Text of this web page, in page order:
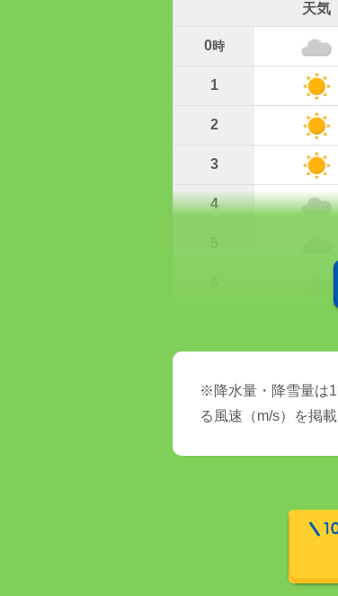
天気
0時
1
2
3
4
※降水量・降雪量は
る風速（m/s）を掲載